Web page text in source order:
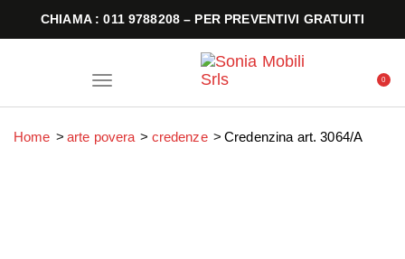
CHIAMA : 011 9788208 – PER PREVENTIVI GRATUITI
T
g
l
0
Home arte povera credenze Credenzina art. 3064/A